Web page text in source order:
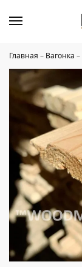
Главная – Вагонка –